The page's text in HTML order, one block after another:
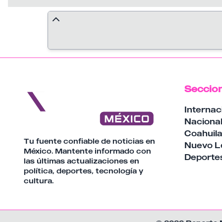
de más de 6.6 millones de árboles.
Tu fuente confiable de noticias en
México. Mantente informado con
las últimas actualizaciones en
política, deportes, tecnología y
cultura.
Nacional
Coahuila
Nuevo